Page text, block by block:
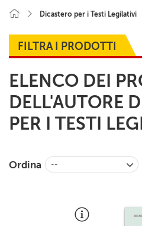
PAPA
CHIESA
RIVISTE
Dicastero per i Testi Legilativi
FILTRA I PRODOTTI
ELENCO DEI
DELL'AUTORE
PER I TESTI
Ordina --